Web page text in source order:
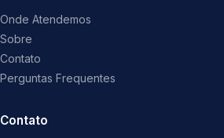
Onde Atendemos
Sobre
Contato
Perguntas Frequentes
Contato